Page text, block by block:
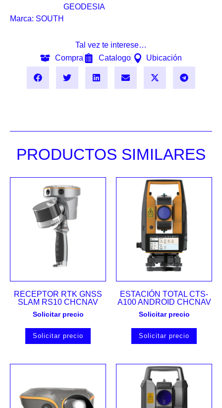
GEODESIA
Marca: SOUTH
Tal vez te interese…
Compra
Catalogo Ubicación
PRODUCTOS SIMILARES
RECEPTOR RTK GNSS
SLAM RS10 CHCNAV
Solicitar precio
Solicitar precio
ESTACIÓN TOTAL CTS-
A100 ANDROID CHCNAV
Solicitar precio
Solicitar precio